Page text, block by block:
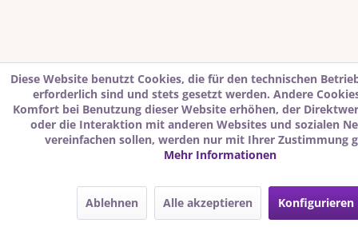
Diese Website benutzt Cookies, die für den technischen
erforderlich sind und stets gesetzt werden. Andere
Komfort bei Benutzung dieser Website erhöhen, der
oder die Interaktion mit anderen Websites und sozialen
vereinfachen sollen, werden nur mit Ihrer Zustimmung
Mehr Informationen
Ablehnen Alle akzeptieren Konfigurieren